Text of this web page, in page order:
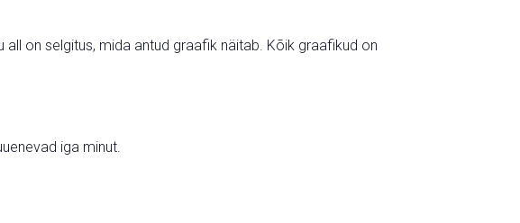
on selgitus, mida antud graafik näitab. Kõik graafikud on
iga minut.